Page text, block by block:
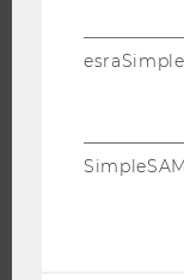
STUDIUM